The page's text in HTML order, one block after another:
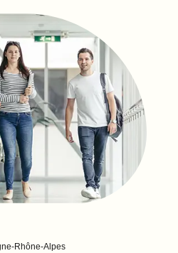
Rhône-Alpes